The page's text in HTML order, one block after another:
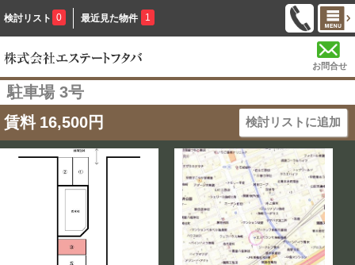
検討リスト 0 最近見た物件 1
お問合せ
駐車場 3号
賃料 16,500円 検討リストに追加